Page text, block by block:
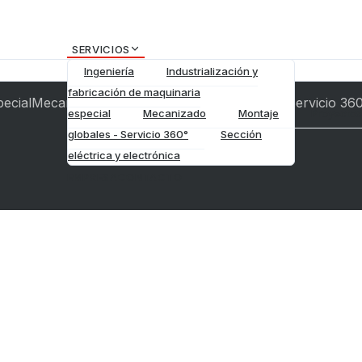
SERVICIOS
Ingeniería
Industrialización y
fabricación de maquinaria
especial
Mecanizado Montaje
globales - Servicio 360°
Sección
eléctrica y electrónica
MecanizadoMontajeProyectos globales - Servicio